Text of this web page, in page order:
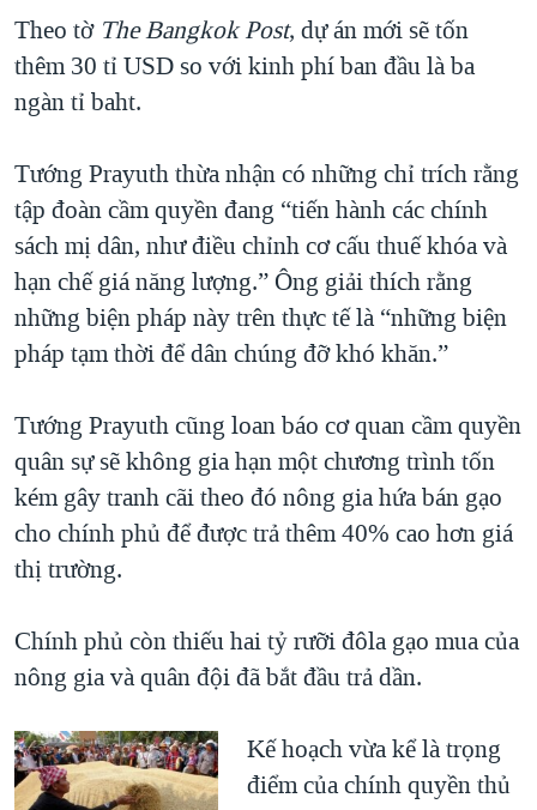
Theo tờ The Bangkok Post, dự án mới sẽ tốn
thêm 30 tỉ USD so với kinh phí ban đầu là ba
ngàn tỉ baht.
Tướng Prayuth thừa nhận có những chỉ trích rằng
tập đoàn cầm quyền đang “tiến hành các chính
sách mị dân, như điều chỉnh cơ cấu thuế khóa và
hạn chế giá năng lượng.” Ông giải thích rằng
những biện pháp này trên thực tế là “những biện
pháp tạm thời để dân chúng đỡ khó khăn.”
Tướng Prayuth cũng loan báo cơ quan cầm quyền
quân sự sẽ không gia hạn một chương trình tốn
kém gây tranh cãi theo đó nông gia hứa bán gạo
cho chính phủ để được trả thêm 40% cao hơn giá
thị trường.
Chính phủ còn thiếu hai tỷ rưỡi đôla gạo mua của
nông gia và quân đội đã bắt đầu trả dần.
Kế hoạch vừa kể là trọng
điểm của chính quyền thủ